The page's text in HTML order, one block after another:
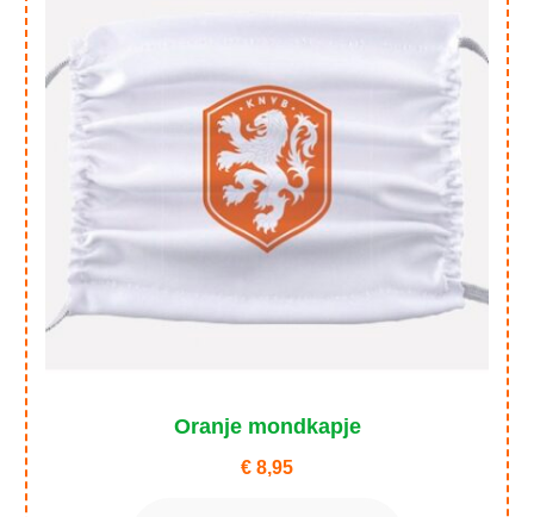
Oranje mondkapje
€ 8,95